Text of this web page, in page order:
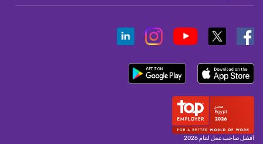
أفضل صاحب عمل لعام 2026